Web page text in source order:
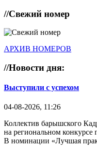
//Свежий номер
АРХИВ НОМЕРОВ
//Новости дня:
Выступили с успехом
04-08-2026, 11:26
Коллектив барышского
на региональном конкурсе
В номинации «Лучшая